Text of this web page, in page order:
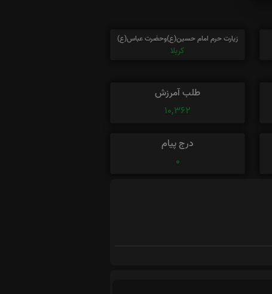
زیارت حرم امام حسین(ع)وحضرت عباس(ع)
کربلا
طلب آمرزش
10,362
درج پیام
0